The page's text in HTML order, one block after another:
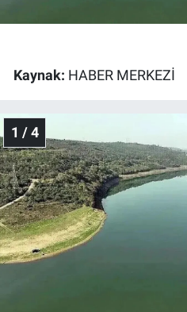
Kaynak: HABER MERKEZİ
1 / 4 Gün Ortası
Gündem Özel
Günün görüntüsü
Haber